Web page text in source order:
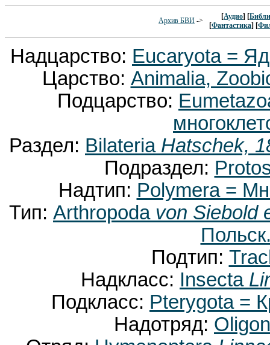
Архив БВИ -> [Аудио] [
[Фантастика] [
Надцарство: Eucaryota =
Царство: Animalia,
Подцарство:
Раздел: Bilateria Hatschek,
Подраздел:
Надтип: Polymera =
Тип: Arthropoda von Siebold
Подтип:
Надкласс: Insecta
Подкласс: Pterygota =
Надотряд: